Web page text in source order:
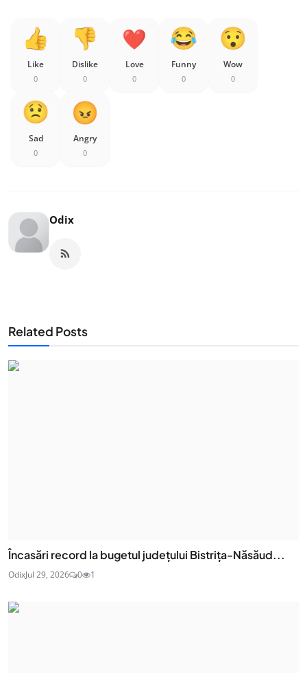
Like
0
Dislike
0
Love
0
Funny
0
Wow
0
Sad
0
Angry
0
Odix
Related Posts
Încasări record la bugetul județului Bistrița-Năsăud...
OdixJul 29, 2026 0 1